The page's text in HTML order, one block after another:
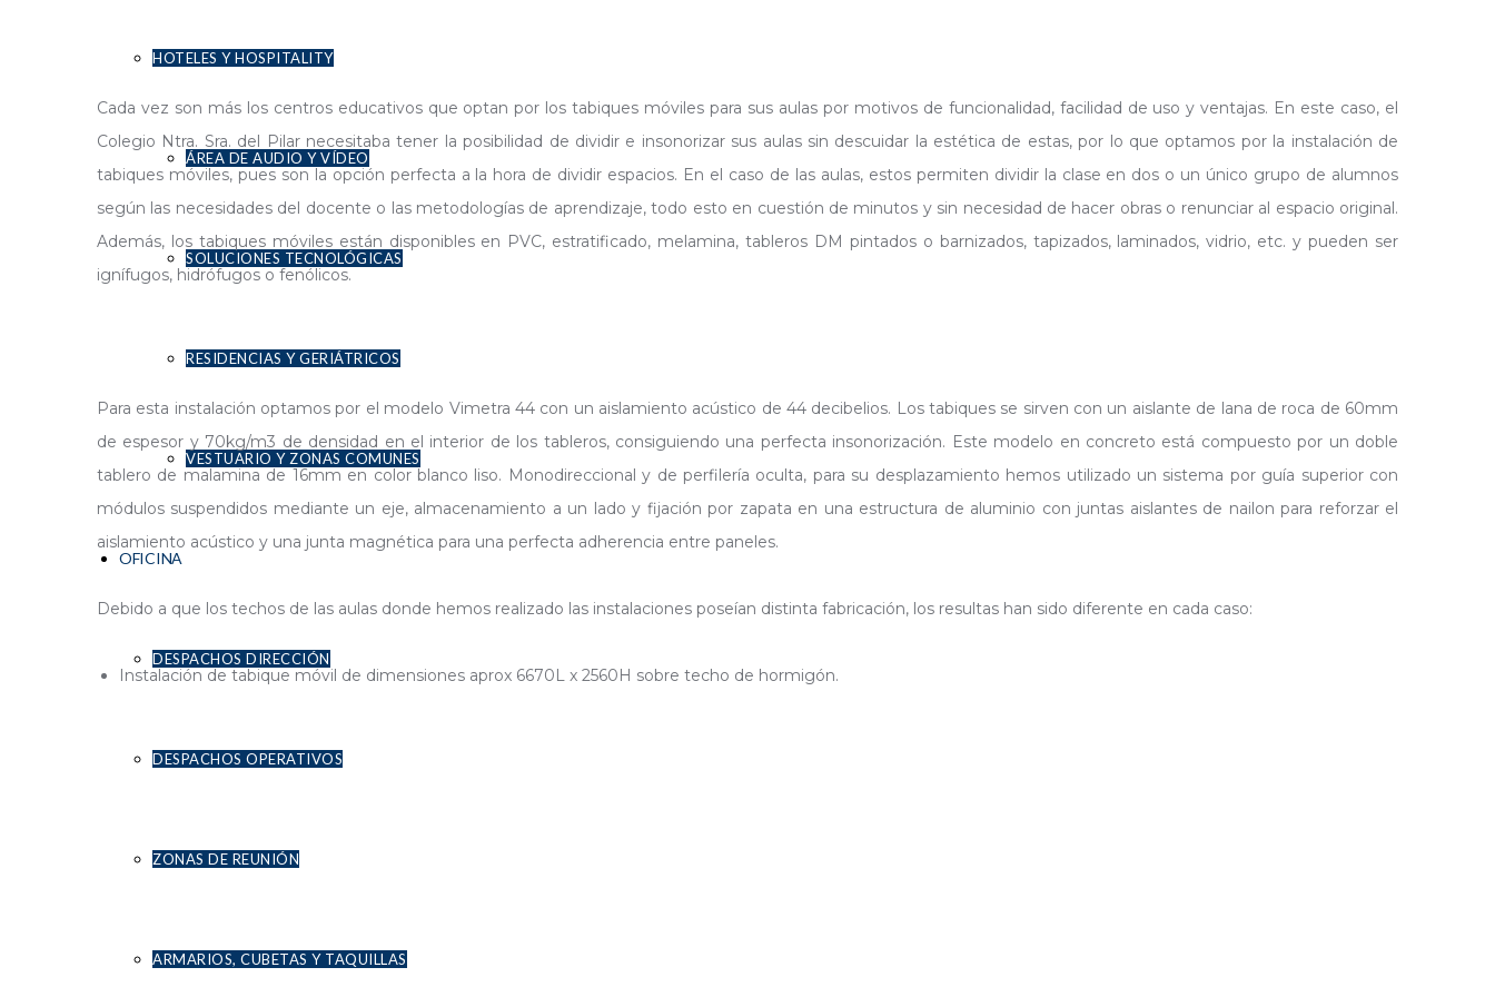
HOTELES Y HOSPITALITY
ÁREA DE AUDIO Y VÍDEO
SOLUCIONES TECNOLÓGICAS
RESIDENCIAS Y GERIÁTRICOS
VESTUARIO Y ZONAS COMUNES
OFICINA
DESPACHOS DIRECCIÓN
DESPACHOS OPERATIVOS
ZONAS DE REUNIÓN
ARMARIOS, CUBETAS Y TAQUILLAS
Cada vez son más los centros educativos que optan por los tabiques móviles para sus aulas por motivos de funcionalidad, facilidad de uso y ventajas. En este caso, el
Colegio Ntra. Sra. del Pilar necesitaba tener la posibilidad de dividir e insonorizar sus aulas sin descuidar la estética de estas, por lo que optamos por la instalación de
tabiques móviles, pues son la opción perfecta a la hora de dividir espacios. En el caso de las aulas, estos permiten dividir la clase en dos o un único grupo de alumnos
según las necesidades del docente o las metodologías de aprendizaje, todo esto en cuestión de minutos y sin necesidad de hacer obras o renunciar al espacio original.
Además, los tabiques móviles están disponibles en PVC, estratificado, melamina, tableros DM pintados o barnizados, tapizados, laminados, vidrio, etc. y pueden ser
ignífugos, hidrófugos o fenólicos.
Para esta instalación optamos por el modelo Vimetra 44 con un aislamiento acústico de 44 decibelios. Los tabiques se sirven con un aislante de lana de roca de 60mm
de espesor y 70kg/m3 de densidad en el interior de los tableros, consiguiendo una perfecta insonorización. Este modelo en concreto está compuesto por un doble
tablero de malamina de 16mm en color blanco liso. Monodireccional y de perfilería oculta, para su desplazamiento hemos utilizado un sistema por guía superior con
módulos suspendidos mediante un eje, almacenamiento a un lado y fijación por zapata en una estructura de aluminio con juntas aislantes de nailon para reforzar el
aislamiento acústico y una junta magnética para una perfecta adherencia entre paneles.
Debido a que los techos de las aulas donde hemos realizado las instalaciones poseían distinta fabricación, los resultas han sido diferente en cada caso:
Instalación de tabique móvil de dimensiones aprox 6670L x 2560H sobre techo de hormigón.